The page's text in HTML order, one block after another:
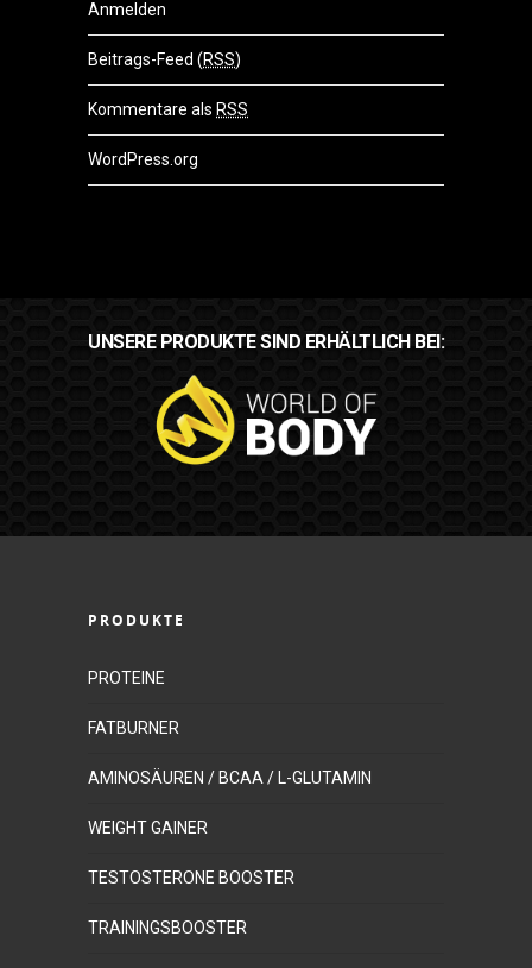
Anmelden
Beitrags-Feed (RSS)
Kommentare als RSS
WordPress.org
UNSERE PRODUKTE SIND ERHÄLTLICH BEI:
PRODUKTE
PROTEINE
FATBURNER
AMINOSÄUREN / BCAA / L-GLUTAMIN
WEIGHT GAINER
TESTOSTERONE BOOSTER
TRAININGSBOOSTER